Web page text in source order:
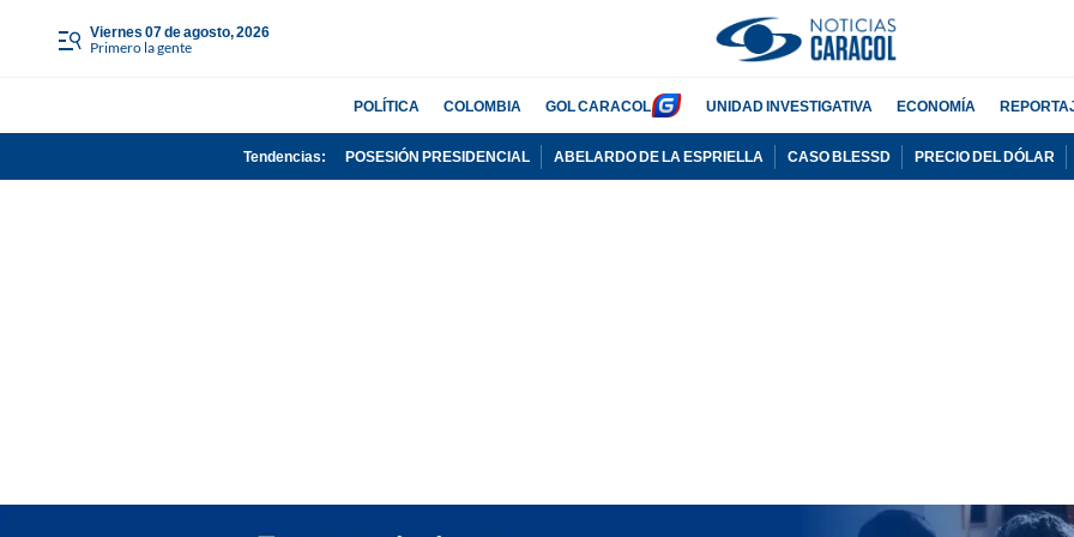
viernes 07 de agosto, 2026
Primero la gente
POLÍTICA COLOMBIA GOL CARACOL UNIDAD INVESTIGATIVA ECONOMÍA
Tendencias: POSESIÓN PRESIDENCIAL ABELARDO DE LA ESPRIELLA CASO BLESSD PRECIO DEL DÓLAR